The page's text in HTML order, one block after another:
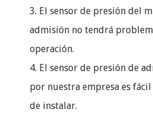
3. El sensor de presión del
admisión no tendrá
operación.
4. El sensor de presión de
por nuestra empresa es
de instalar.